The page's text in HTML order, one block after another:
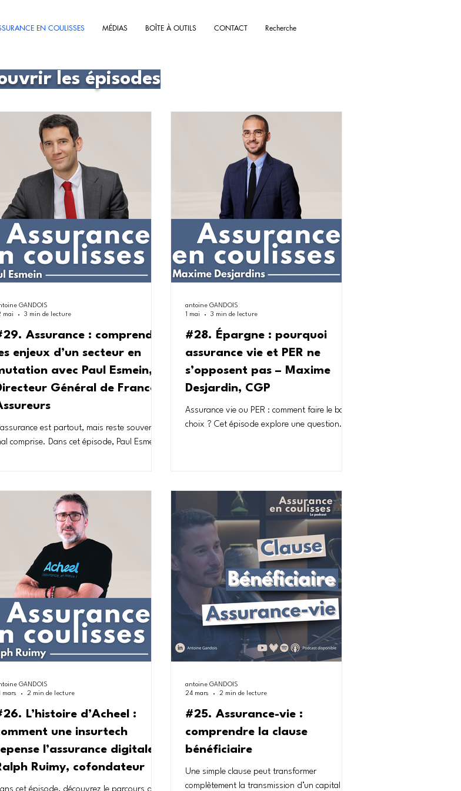
EN COULISSES MÉDIAS BOÎTE À OUTILS CONTACT Recherche
les épisodes
Assurance : comprendre
enjeux d’un secteur en
avec Paul Esmein,
Général de France
est partout, mais reste souvent
comprise. Dans cet épisode, Paul Esmein,
entre changement climatique,
des risques et transformation
il partage une vision nuancée de
loin des idées reçues.
GANDOIS
mai
3 min de lecture
#28. Épargne : pourquoi
assurance vie et PER ne
s’opposent pas – Maxime
Desjardin, CGP
Assurance vie ou PER : comment faire le bon
choix ? Cet épisode explore une question
deux produits sont souvent mal compris et
mal utilisés. À travers des exemples concrets
et une approche pédagogique, cet échange
vous aide à prendre du recul sur votre propre
situation et à mieux aligner votre épargne
avec vos objectifs
antoine GANDOIS
1 mai
3 min de lecture
L’histoire d’Acheel :
une insurtech
l’assurance digitale –
Ruimy, cofondateur
GANDOIS
mars
2 min de lecture
#25. Assurance-vie :
comprendre la clause
bénéficiaire
Une simple clause peut transformer
complètement la transmission d’un capital en
antoine GANDOIS
24 mars
2 min de lecture